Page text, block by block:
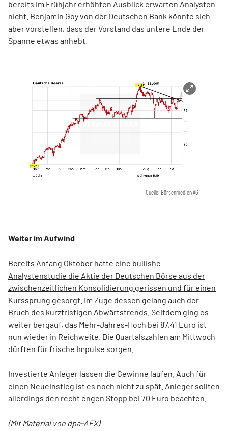
bereits im Frühjahr erhöhten Ausblick erwarten Analysten
nicht. Benjamin Goy von der Deutschen Bank könnte sich
aber vorstellen, dass der Vorstand das untere Ende der
Spanne etwas anhebt.
Quelle: Börsenmedien AG
Weiter im Aufwind
Bereits Anfang Oktober hatte eine bullishe
Analystenstudie die Aktie der Deutschen Börse aus der
zwischenzeitlichen Konsolidierung gerissen und für einen
Kurssprung gesorgt. Im Zuge dessen gelang auch der
Bruch des kurzfristigen Abwärtstrends. Seitdem ging es
weiter bergauf, das Mehr-Jahres-Hoch bei 87,41 Euro ist
nun wieder in Reichweite. Die Quartalszahlen am Mittwoch
dürften für frische Impulse sorgen.
Investierte Anleger lassen die Gewinne laufen. Auch für
einen Neueinstieg ist es noch nicht zu spät. Anleger sollten
allerdings den recht engen Stopp bei 70 Euro beachten.
(Mit Material von dpa-AFX)